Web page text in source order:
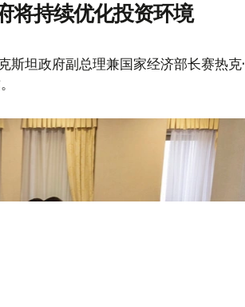
将持续优化投资环境
斯坦政府副总理兼国家经济部长赛热克·